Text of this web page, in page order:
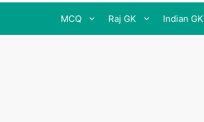
MCQ Raj GK Indian GK